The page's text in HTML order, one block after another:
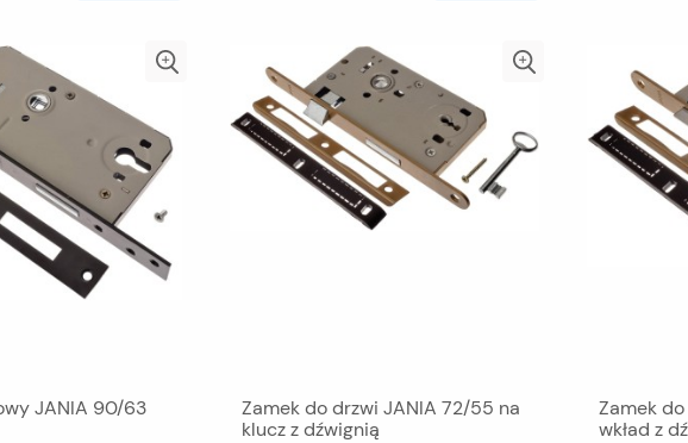
JANIA 90/63
Zamek do drzwi JANIA 72/55 na
klucz z dźwignią
Zamek
wkład z